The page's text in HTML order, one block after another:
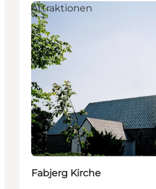
Attraktionen
Fabjerg Kirche